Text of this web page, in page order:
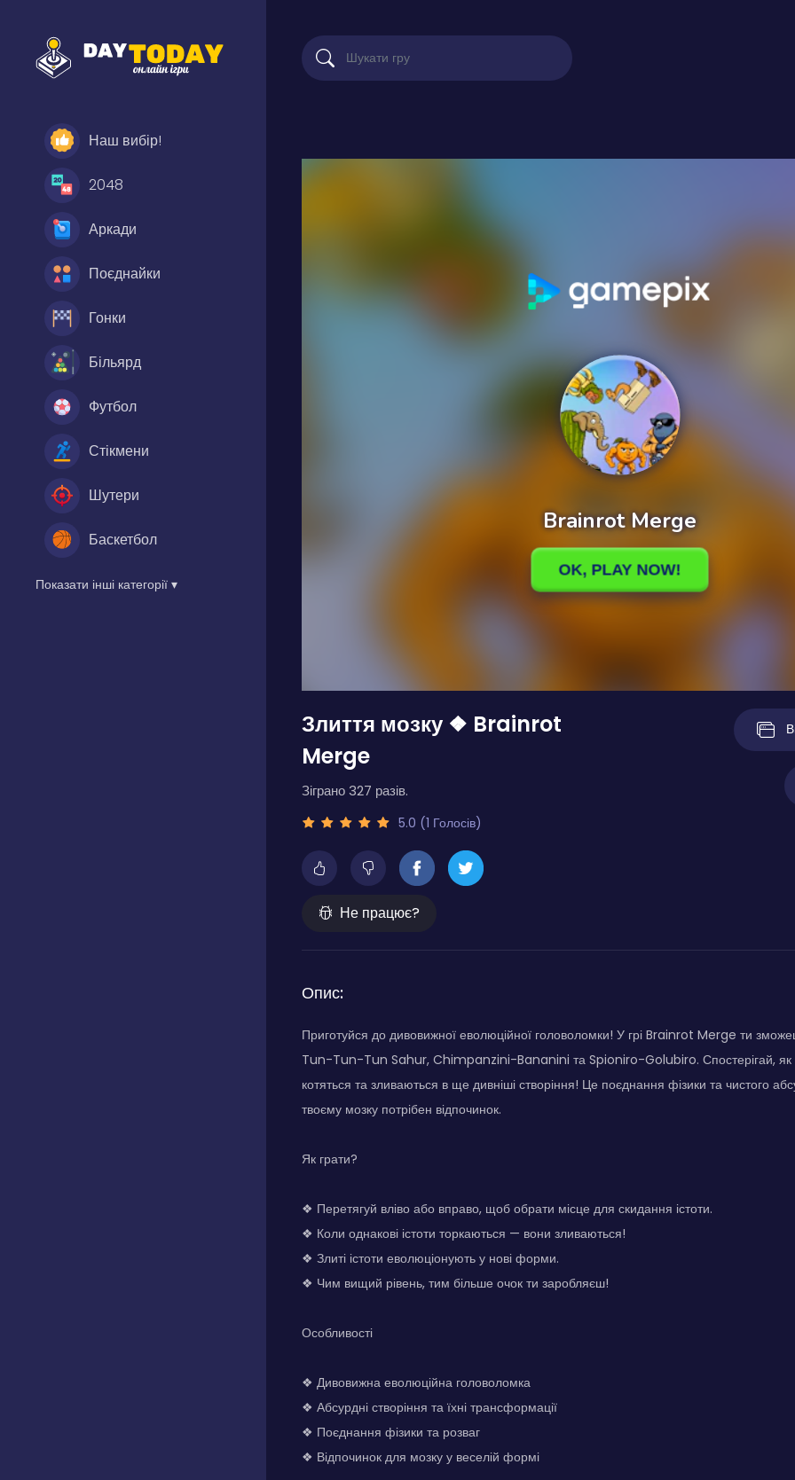
Наш вибір!
2048
Аркади
Поєднайки
Гонки
Більярд
Футбол
Стікмени
Шутери
Баскетбол
Показати інші категорії ▾
Злиття мозку ❖ Brainrot
Merge
Зіграно 327 разів.
5.0 (1 Голосів)
Не працює?
Опис:
Приготуйся до дивовижної еволюційної головоломки! У грі Brainrot Merge ти
Tun-Tun-Tun Sahur, Chimpanzini-Bananini та Spioniro-Golubiro. Спостерігай, як
котяться та зливаються в ще дивніші створіння! Це поєднання фізики та чистого
твоєму мозку потрібен відпочинок.
Як грати?
❖ Перетягуй вліво або вправо, щоб обрати місце для скидання істоти.
❖ Коли однакові істоти торкаються — вони зливаються!
❖ Злиті істоти еволюціонують у нові форми.
❖ Чим вищий рівень, тим більше очок ти заробляєш!
Особливості
❖ Дивовижна еволюційна головоломка
❖ Абсурдні створіння та їхні трансформації
❖ Поєднання фізики та розваг
❖ Відпочинок для мозку у веселій формі